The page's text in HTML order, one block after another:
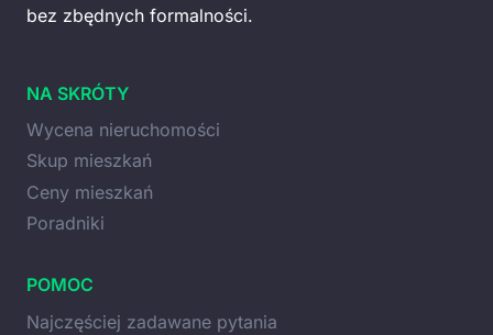
bez zbędnych formalności.
NA SKRÓTY
Wycena nieruchomości
Skup mieszkań
Ceny mieszkań
Poradniki
POMOC
Najczęściej zadawane pytania